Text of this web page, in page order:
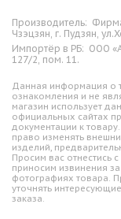
Производитель:
Чзэцзян, г. Пудзян,
Импортёр в РБ: ООО
127/2, пом. 11.
Данная информация о
ознакомления и не
магазин использует
официальных сайтах
документации к
право изменять
изделий,
Просим вас отнестись
приносим извинения
фотографиях товара.
уточнять
заказа.